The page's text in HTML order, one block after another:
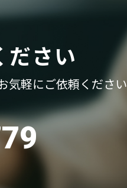
ださい
気軽にご依頼ください